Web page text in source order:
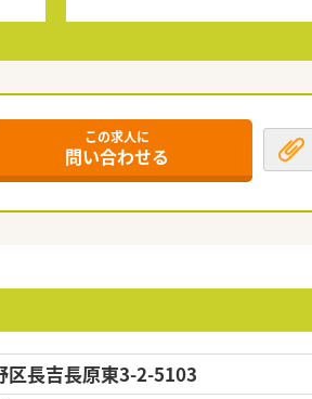
この求人に
問い合わせる
区長吉長原東3-2-5103